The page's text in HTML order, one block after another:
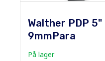
Walther PDP
9mmPara
På lager